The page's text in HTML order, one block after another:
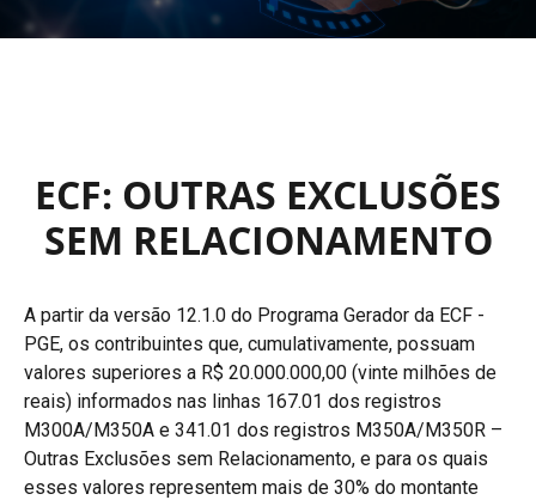
ECF: OUTRAS EXCLUSÕES
SEM RELACIONAMENTO
A partir da versão 12.1.0 do Programa Gerador da ECF -
PGE, os contribuintes que, cumulativamente, possuam
valores superiores a R$ 20.000.000,00 (vinte milhões de
reais) informados nas linhas 167.01 dos registros
M300A/M350A e 341.01 dos registros M350A/M350R –
Outras Exclusões sem Relacionamento, e para os quais
esses valores representem mais de 30% do montante